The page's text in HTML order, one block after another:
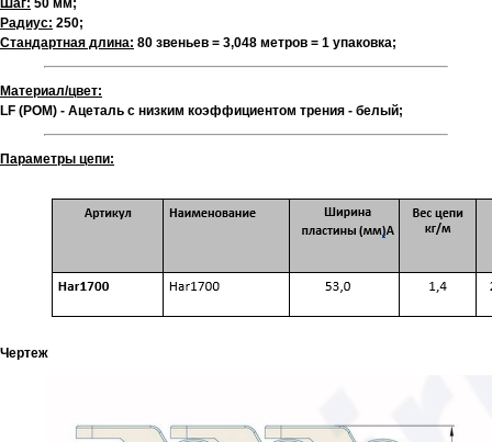
Шаг: 50 мм;
Радиус: 250;
Стандартная длина: 80 звеньев = 3,048 метров = 1 упаковка;
Материал/цвет:
LF (POM) - Ацеталь с низким коэффициентом трения - белый;
Параметры цепи:
Чертеж